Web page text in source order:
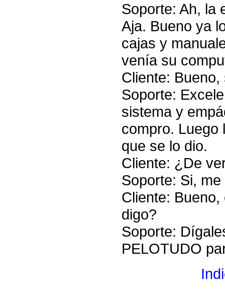
Soporte: Ah, la
Aja. Bueno ya
cajas y
venía su
Cliente:
Soporte:
sistema y
compro. Luego
que se lo dio.
Cliente: ¿De
Soporte: Si,
Cliente:
digo?
Soporte:
PELOTUDO